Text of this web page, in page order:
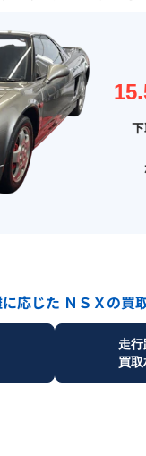
応じた ＮＳＸの買
走行
買